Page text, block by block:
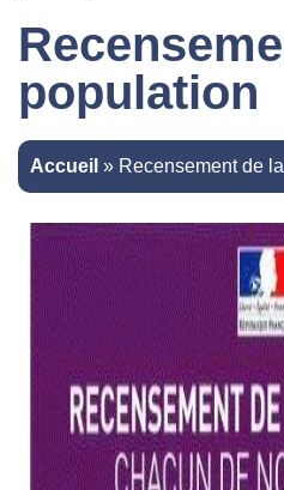
population
Accueil » Recensement de